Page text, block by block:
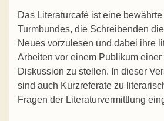
Das Literaturcafé ist eine
Turmbundes, die Schreibenden
Neues vorzulesen und dabei ihre
Arbeiten vor einem Publikum einer
Diskussion zu stellen. In dieser
sind auch Kurzreferate zu
Fragen der Literaturvermittlung